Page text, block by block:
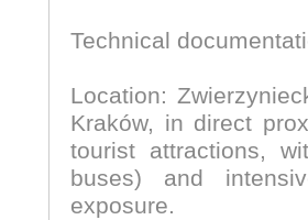
Technical
Location:
Kraków, in direct
tourist attractions,
buses) and
exposure.